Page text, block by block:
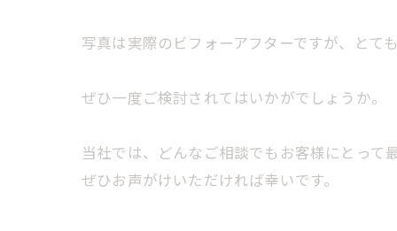
写真は実際のビフォーアフターですが、とて
ぜひ一度ご検討されてはいかがでしょうか。
当社では、どんなご相談でもお客様にとっ
ぜひお声がけいただければ幸いです。